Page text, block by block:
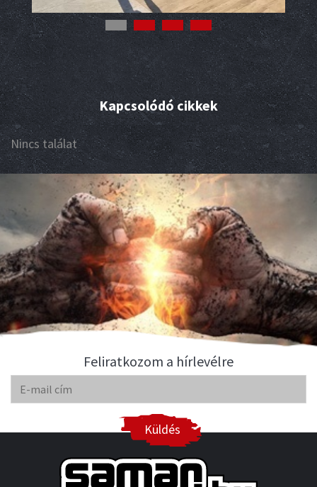
Kapcsolódó cikkek
Nincs találat
Feliratkozom a hírlevélre
Küldés